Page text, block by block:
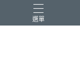
選單